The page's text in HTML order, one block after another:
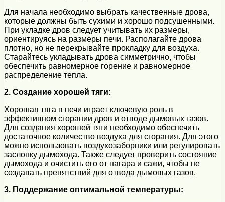
Для начала необходимо выбрать качественные дрова,
которые должны быть сухими и хорошо подсушенными.
При укладке дров следует учитывать их размеры,
ориентируясь на размеры печи. Располагайте дрова
плотно, но не перекрывайте прокладку для воздуха.
Старайтесь укладывать дрова симметрично, чтобы
обеспечить равномерное горение и равномерное
распределение тепла.
2. Создание хорошей тяги:
Хорошая тяга в печи играет ключевую роль в
эффективном сгорании дров и отводе дымовых газов.
Для создания хорошей тяги необходимо обеспечить
достаточное количество воздуха для сгорания. Для этого
можно использовать воздухозаборники или регулировать
заслонку дымохода. Также следует проверить состояние
дымохода и очистить его от нагара и сажи, чтобы не
создавать препятствий для отвода дымовых газов.
3. Поддержание оптимальной температуры: